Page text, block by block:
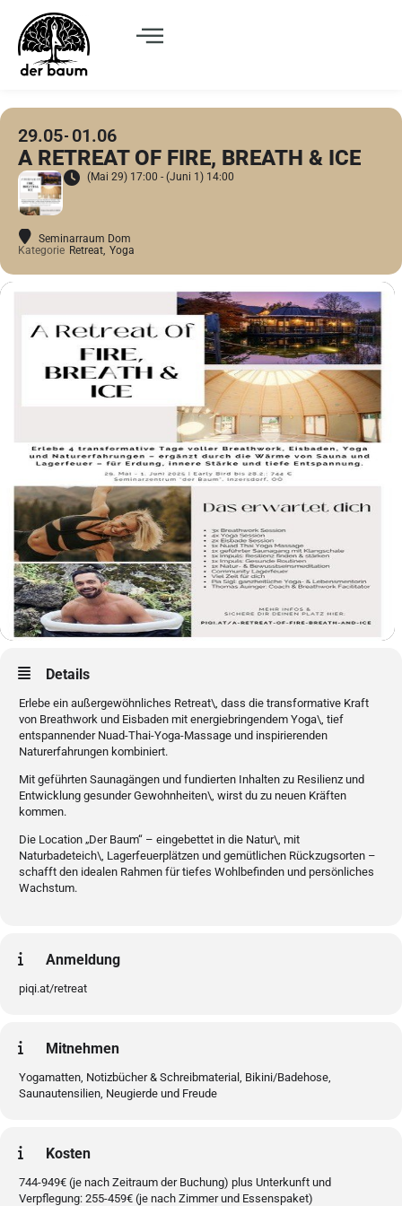
29.05 01.06
A RETREAT OF FIRE, BREATH & ICE
(Mai 29) 17:00 - (Juni 1) 14:00
Seminarraum Dom
Kategorie Retreat, Yoga
Details
Erlebe ein außergewöhnliches Retreat\, dass die transformative Kraft
von Breathwork und Eisbaden mit energiebringendem Yoga\, tief
entspannender Nuad-Thai-Yoga-Massage und inspirierenden
Naturerfahrungen kombiniert.
Mit geführten Saunagängen und fundierten Inhalten zu Resilienz und
Entwicklung gesunder Gewohnheiten\, wirst du zu neuen Kräften
kommen.
Die Location „Der Baum“ – eingebettet in die Natur\, mit
Naturbadeteich\, Lagerfeuerplätzen und gemütlichen Rückzugsorten –
schafft den idealen Rahmen für tiefes Wohlbefinden und persönliches
Wachstum.
Anmeldung
piqi.at/retreat
Mitnehmen
Yogamatten, Notizbücher & Schreibmaterial, Bikini/Badehose,
Saunautensilien, Neugierde und Freude
Kosten
744-949€ (je nach Zeitraum der Buchung) plus Unterkunft und
Verpflegung: 255-459€ (je nach Zimmer und Essenspaket)